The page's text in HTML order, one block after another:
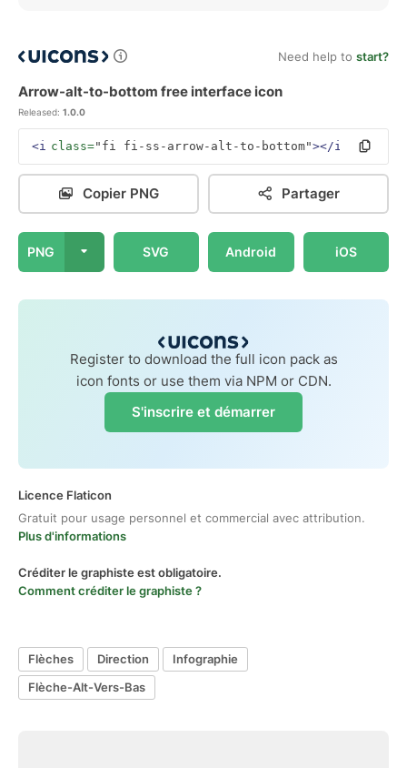
Need help to start?
Arrow-alt-to-bottom free interface icon
Released: 1.0.0
<i class="fi fi-ss-arrow-alt-to-bottom"></i>
Copier PNG Partager
PNG SVG Android iOS
Register to download the full icon pack as
icon fonts or use them via NPM or CDN.
S'inscrire et démarrer
Licence Flaticon
Gratuit pour usage personnel et commercial avec attribution.
Plus d'informations
Créditer le graphiste est obligatoire.
Comment créditer le graphiste ?
Flèches Direction
Infographie
Flèche-Alt-Vers-Bas